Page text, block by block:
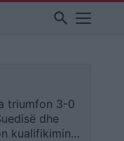
search
triumfon 3-0
dhe
kualifikimin